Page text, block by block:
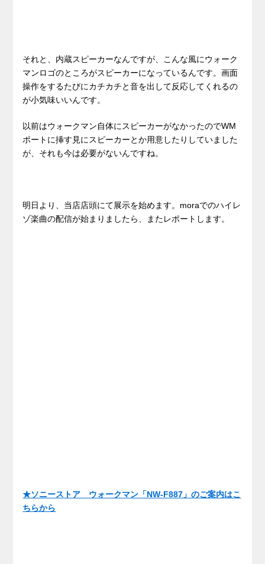
それと、内蔵スピーカーなんですが、こんな風にウォーク
マンロゴのところがスピーカーになっているんです。画面
操作をするたびにカチカチと音を出して反応してくれるの
が小気味いいんです。
以前はウォークマン自体にスピーカーがなかったのでWM
ポートに挿す見にスピーカーとか用意したりしていました
が、それも今は必要がないんですね。
明日より、当店店頭にて展示を始めます。moraでのハイレ
ゾ楽曲の配信が始まりましたら、またレポートします。
★ソニーストア ウォークマン「NW-F887」のご案内はこ
ちらから